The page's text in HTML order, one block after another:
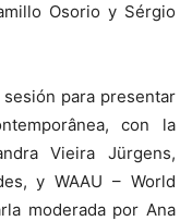
Osorio y Sérgio
para presentar
con la
Vieira Jürgens,
y WAAU – World
moderada por Ana